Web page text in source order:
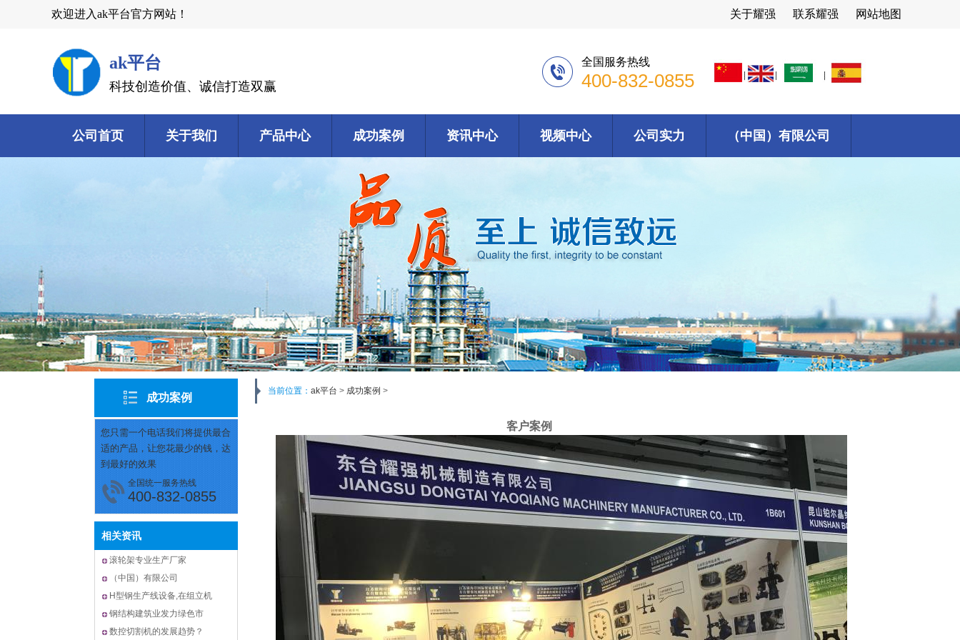
关于耀强 联系耀强 网站地图
欢迎进入ak平台官方网站！
ak平台
科技创造价值、诚信打造双赢
全国服务热线
400-832-0855
公司首页 关于我们 产品中心 成功案例 资讯中心 视频中心 公司实力 （中国）有限公司
成功案例
您只需一个电话我们将提供最合
适的产品，让您花最少的钱，达
到最好的效果
全国统一服务热线
400-832-0855
相关资讯
滚轮架专业生产厂家
（中国）有限公司
H型钢生产线设备,在组立机
钢结构建筑业发力绿色市
数控切割机的发展趋势？
当前位置： ak平台 > 成功案例 >
客户案例